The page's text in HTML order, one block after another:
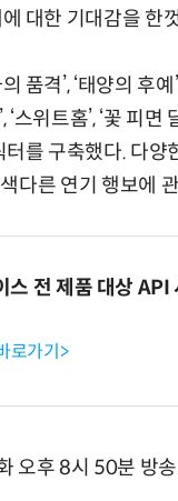
대한 기대감을 한
격’, ‘태양의 후예
‘스위트홈’, ‘꽃 피
를 구축했다. 다양
다른 연기 행보에
스 전 제품 대상
로가기>
오후 8시 50분 방